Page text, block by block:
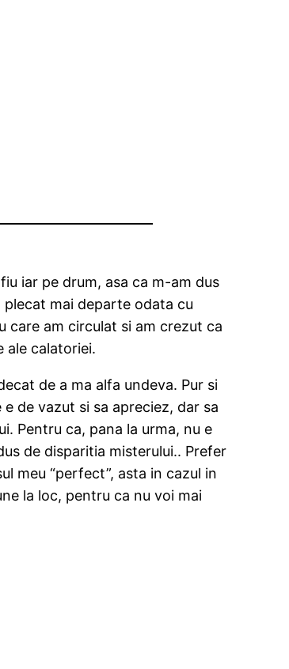
iar pe drum, asa ca m-am dus
plecat mai departe odata cu
care am circulat si am crezut ca
ale calatoriei.
de a ma alfa undeva. Pur si
de vazut si sa apreciez, dar sa
Pentru ca, pana la urma, nu e
de disparitia misterului.. Prefer
meu “perfect”, asta in cazul in
la loc, pentru ca nu voi mai